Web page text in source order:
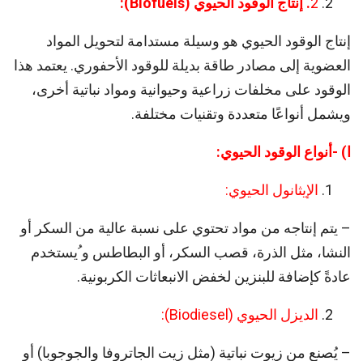
إنتاج الوقود الحيوي هو وسيلة مستدامة لتحويل المواد
العضوية إلى مصادر طاقة بديلة للوقود الأحفوري. يعتمد هذا
الوقود على مخلفات زراعية وحيوانية ومواد نباتية أخرى،
ويشمل أنواعًا متعددة وتقنيات مختلفة.
ا) -أنواع الوقود الحيوي:
الإيثانول الحيوي:
– يتم إنتاجه من مواد تحتوي على نسبة عالية من السكر أو
النشا، مثل الذرة، قصب السكر، أو البطاطس و ُيستخدم
عادةً كإضافة للبنزين لخفض الانبعاثات الكربونية.
الديزل الحيوي (Biodiesel):
– يُصنع من زيوت نباتية (مثل زيت الجاتروفا والجوجوبا) أو